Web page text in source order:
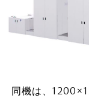
同機は、